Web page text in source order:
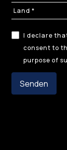
I declare
consent to
purpose of
Senden